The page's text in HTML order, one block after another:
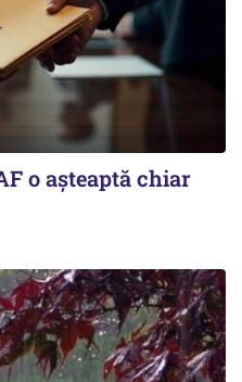
o așteaptă chiar